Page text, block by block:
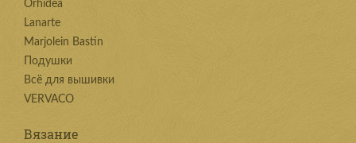
Orhidea
Lanarte
Marjolein Bastin
Подушки
Всё для вышивки
VERVACO
Вязание